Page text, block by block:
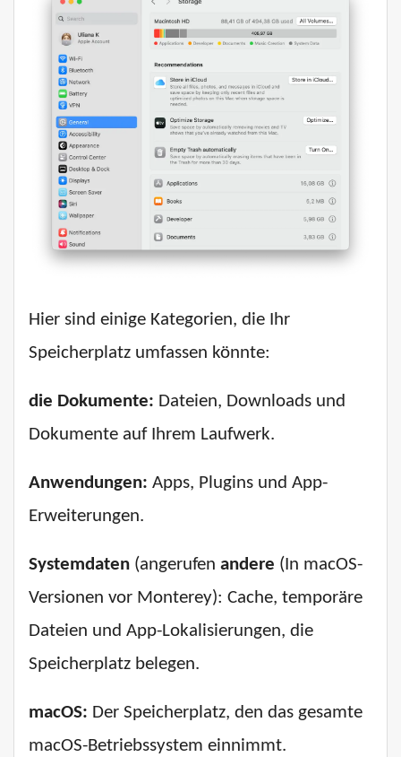
Hier sind einige Kategorien, die Ihr
Speicherplatz umfassen könnte:
die Dokumente: Dateien, Downloads und
Dokumente auf Ihrem Laufwerk.
Anwendungen: Apps, Plugins und App-
Erweiterungen.
Systemdaten (angerufen andere (In macOS-
Versionen vor Monterey): Cache, temporäre
Dateien und App-Lokalisierungen, die
Speicherplatz belegen.
macOS: Der Speicherplatz, den das gesamte
macOS-Betriebssystem einnimmt.